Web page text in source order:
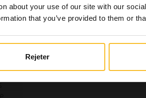
about your use of our site with our
that you’ve provided to them or
Rejeter